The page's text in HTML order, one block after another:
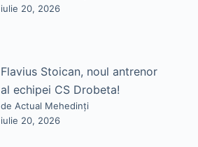
iulie 20, 2026
Flavius Stoican, noul antrenor
al echipei CS Drobeta!
de Actual Mehedinți
iulie 20, 2026